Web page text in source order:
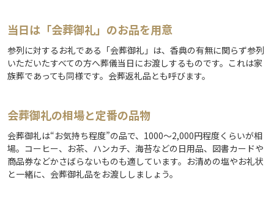
当日は「会葬御礼」のお品を用意
参列に対するお礼である「会葬御礼」は、香典の有無に関らず参列
いただいたすべての方へ葬儀当日にお渡しするものです。これは家
族葬であっても同様です。会葬返礼品とも呼びます。
会葬御礼の相場と定番の品物
会葬御礼は“お気持ち程度”の品で、1000～2,000円程度くらいが相
場。コーヒー、お茶、ハンカチ、海苔などの日用品、図書カードや
商品券などかさばらないものも適しています。お清めの塩やお礼状
と一緒に、会葬御礼品をお渡ししましょう。